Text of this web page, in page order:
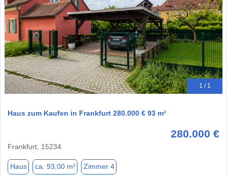
1 / 1
Haus zum Kaufen in Frankfurt 280.000 € 93 m²
280.000 €
Frankfurt, 15234
Haus ca. 93,00 m² Zimmer 4